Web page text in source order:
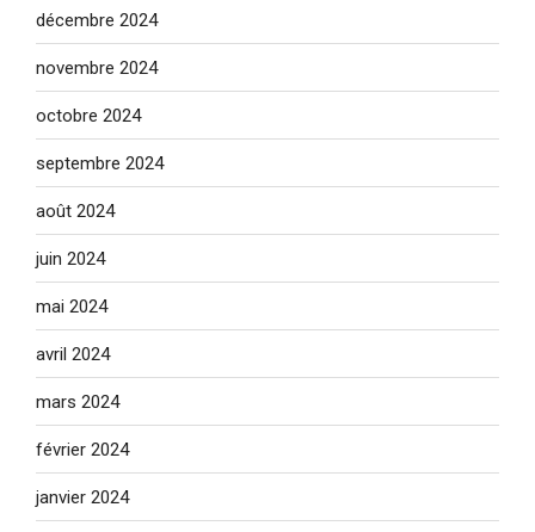
décembre 2024
novembre 2024
octobre 2024
septembre 2024
août 2024
juin 2024
mai 2024
avril 2024
mars 2024
février 2024
janvier 2024